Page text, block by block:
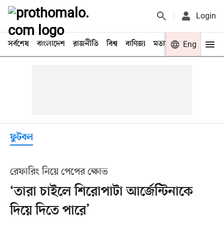
Login
সর্বশেষ বাংলাদেশ রাজনীতি বিশ্ব বাণিজ্য মতামত খেলা
Eng
ফুটবল
রেফারিং নিয়ে পেপের ক্ষোভ
‘তারা চাইলে শিরোপাটা আর্জেন্টিনাকে
দিয়ে দিতে পারে’